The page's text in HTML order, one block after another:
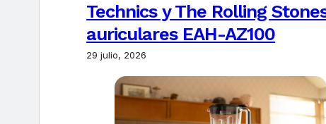
Technics y The Rolling
auriculares EAH-AZ100
29 julio, 2026